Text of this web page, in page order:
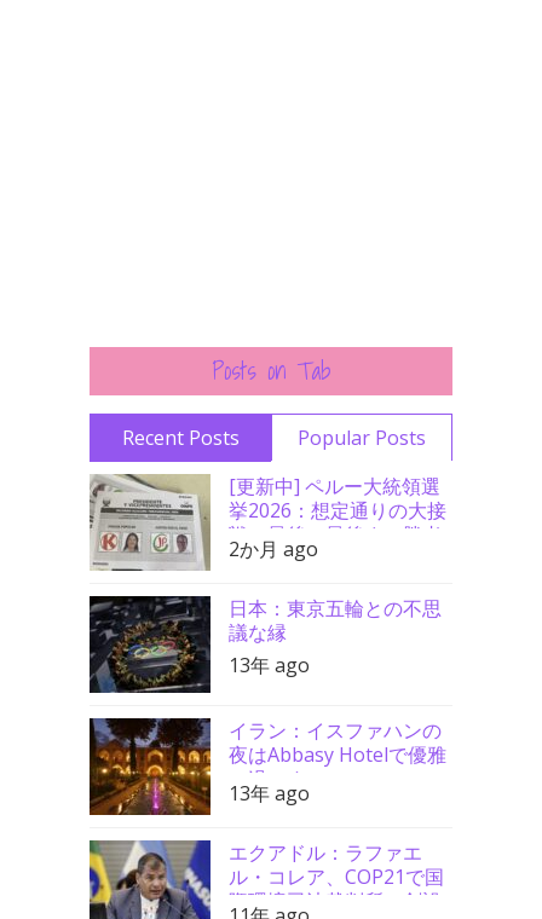
Posts on Tab
Recent Posts
Popular Posts
[更新中] ペルー大統領選
挙2026：想定通りの大接
戦、最後の最後まで勝者
分からず
2か月 ago
日本：東京五輪との不思
議な縁
13年 ago
イラン：イスファハンの
夜はAbbasy Hotelで優雅
に過ごす
13年 ago
エクアドル：ラファエ
ル・コレア、COP21で国
際環境司法裁判所の創設